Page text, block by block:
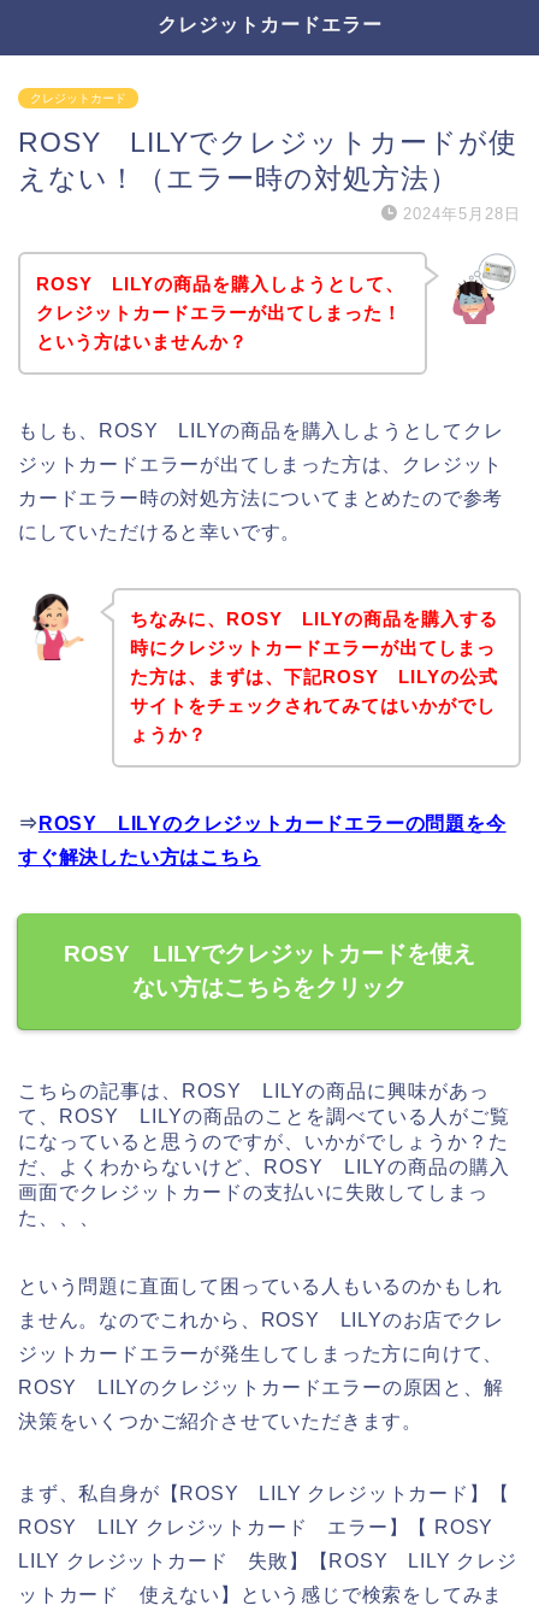
クレジットカードエラー
クレジットカード
ROSY LILYでクレジットカードが使
えない！（エラー時の対処方法）
2024年5月28日
ROSY LILYの商品を購入しようとして、
クレジットカードエラーが出てしまった！
という方はいませんか？
もしも、ROSY LILYの商品を購入しようとしてクレ
ジットカードエラーが出てしまった方は、クレジット
カードエラー時の対処方法についてまとめたので参考
にしていただけると幸いです。
ちなみに、ROSY LILYの商品を購入する
時にクレジットカードエラーが出てしまっ
た方は、まずは、下記ROSY LILYの公式
サイトをチェックされてみてはいかがでし
ょうか？
⇒ ROSY LILYのクレジットカードエラーの問題を今
すぐ解決したい方はこちら
ROSY LILYでクレジットカードを使え
ない方はこちらをクリック
こちらの記事は、ROSY LILYの商品に興味があっ
て、ROSY LILYの商品のことを調べている人がご覧
になっていると思うのですが、いかがでしょうか？た
だ、よくわからないけど、ROSY LILYの商品の購入
画面でクレジットカードの支払いに失敗してしまっ
た、、、
という問題に直面して困っている人もいるのかもしれ
ません。なのでこれから、ROSY LILYのお店でクレ
ジットカードエラーが発生してしまった方に向けて、
ROSY LILYのクレジットカードエラーの原因と、解
決策をいくつかご紹介させていただきます。
まず、私自身が【ROSY LILY クレジットカード】【
ROSY LILY クレジットカード エラー】【 ROSY
LILY クレジットカード 失敗】【ROSY LILY クレジ
ットカード 使えない】という感じで検索をしてみま